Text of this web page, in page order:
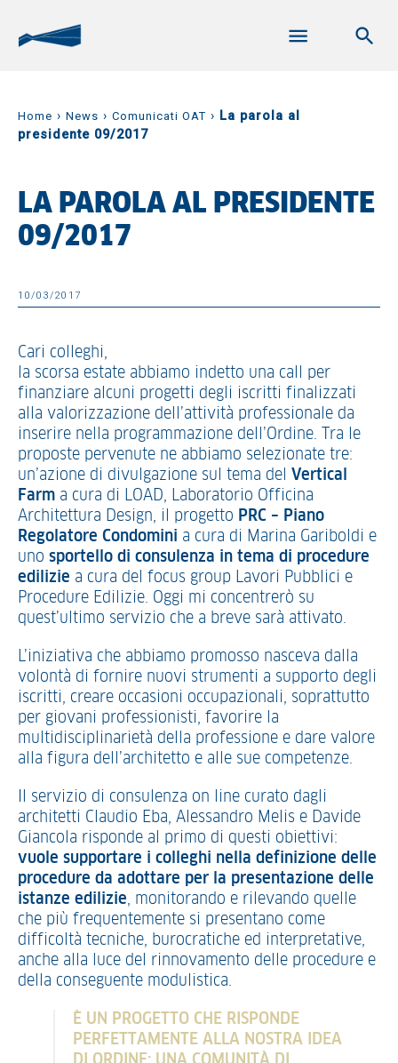
Home › News › Comunicati OAT › La parola al
presidente 09/2017
LA PAROLA AL PRESIDENTE
09/2017
10/03/2017
Cari colleghi,
la scorsa estate abbiamo indetto una call per
finanziare alcuni progetti degli iscritti finalizzati
alla valorizzazione dell’attività professionale da
inserire nella programmazione dell’Ordine. Tra le
proposte pervenute ne abbiamo selezionate tre:
un’azione di divulgazione sul tema del Vertical
Farm a cura di LOAD, Laboratorio Officina
Architettura Design, il progetto PRC – Piano
Regolatore Condomini a cura di Marina Gariboldi e
uno sportello di consulenza in tema di procedure
edilizie a cura del focus group Lavori Pubblici e
Procedure Edilizie. Oggi mi concentrerò su
quest’ultimo servizio che a breve sarà attivato.
L’iniziativa che abbiamo promosso nasceva dalla
volontà di fornire nuovi strumenti a supporto degli
iscritti, creare occasioni occupazionali, soprattutto
per giovani professionisti, favorire la
multidisciplinarietà della professione e dare valore
alla figura dell’architetto e alle sue competenze.
Il servizio di consulenza on line curato dagli
architetti Claudio Eba, Alessandro Melis e Davide
Giancola risponde al primo di questi obiettivi:
vuole supportare i colleghi nella definizione delle
procedure da adottare per la presentazione delle
istanze edilizie, monitorando e rilevando quelle
che più frequentemente si presentano come
difficoltà tecniche, burocratiche ed interpretative,
anche alla luce del rinnovamento delle procedure e
della conseguente modulistica.
È UN PROGETTO CHE RISPONDE
PERFETTAMENTE ALLA NOSTRA IDEA